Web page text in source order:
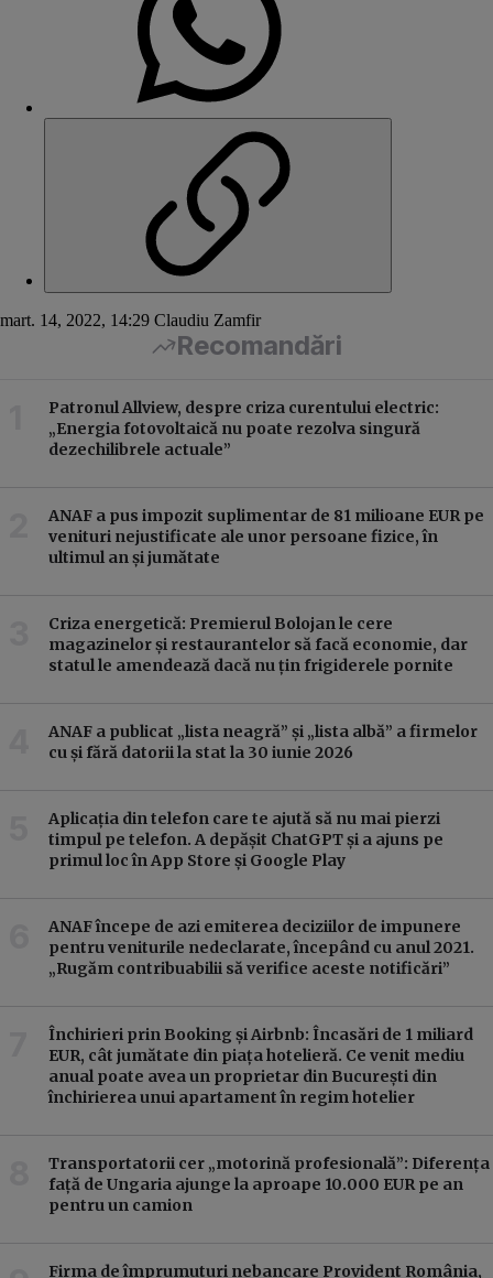
mart. 14, 2022, 14:29 Claudiu Zamfir
Recomandări
Patronul Allview, despre criza curentului electric:
„Energia fotovoltaică nu poate rezolva singură
dezechilibrele actuale”
ANAF a pus impozit suplimentar de 81 milioane EUR pe
venituri nejustificate ale unor persoane fizice, în
ultimul an și jumătate
Criza energetică: Premierul Bolojan le cere
magazinelor și restaurantelor să facă economie, dar
statul le amendează dacă nu țin frigiderele pornite
ANAF a publicat „lista neagră” și „lista albă” a firmelor
cu și fără datorii la stat la 30 iunie 2026
Aplicația din telefon care te ajută să nu mai pierzi
timpul pe telefon. A depășit ChatGPT și a ajuns pe
primul loc în App Store și Google Play
ANAF începe de azi emiterea deciziilor de impunere
pentru veniturile nedeclarate, începând cu anul 2021.
„Rugăm contribuabilii să verifice aceste notificări”
Închirieri prin Booking și Airbnb: Încasări de 1 miliard
EUR, cât jumătate din piața hotelieră. Ce venit mediu
anual poate avea un proprietar din București din
închirierea unui apartament în regim hotelier
Transportatorii cer „motorină profesională”: Diferența
față de Ungaria ajunge la aproape 10.000 EUR pe an
pentru un camion
Firma de împrumuturi nebancare Provident România,